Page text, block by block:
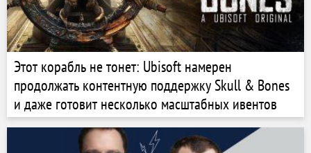
Этот корабль не тонет: Ubisoft намерен
продолжать контентную поддержку Skull & Bones
и даже готовит несколько масштабных ивентов